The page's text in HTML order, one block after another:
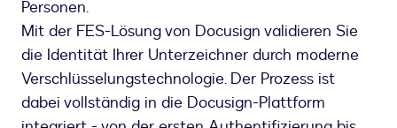
Personen.
Mit der FES-Lösung von Docusign validieren Sie
die Identität Ihrer Unterzeichner durch moderne
Verschlüsselungstechnologie. Der Prozess ist
dabei vollständig in die Docusign-Plattform